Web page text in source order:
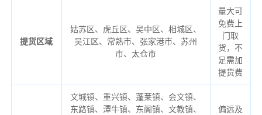
提货区域
姑苏区、虎丘区、吴中区、相城区、
吴江区、常熟市、张家港市、苏州
市、太仓市
量大可
免费上
门取
货，不
足需加
提货费
文城镇、重兴镇、蓬莱镇、会文镇、
东路镇、潭牛镇、东阁镇、文教镇、
偏远及